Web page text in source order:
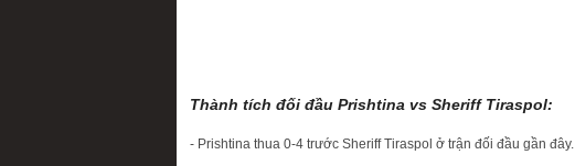
Thành tích đối đầu Prishtina vs Sheriff Tiraspol:
- Prishtina thua 0-4 trước Sheriff Tiraspol ở trận đối đầu gần đây.